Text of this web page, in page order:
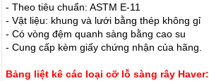
- Theo tiêu chuẩn: ASTM E-11
- Vật liệu: khung và lưới bằng thép không gỉ
- Có vòng đệm quanh sàng bằng cao su
- Cung cấp kèm giấy chứng nhận của hãng.
Bảng liệt kê các loại cỡ lỗ sàng rây Haver: